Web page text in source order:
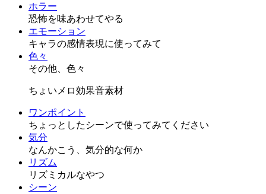
ホラー
恐怖を味あわせてやる
エモーション
キャラの感情表現に使ってみて
色々
その他、色々
ちょいメロ効果音素材
ワンポイント
ちょっとしたシーンで使ってみてください
気分
なんかこう、気分的な何か
リズム
リズミカルなやつ
シーン